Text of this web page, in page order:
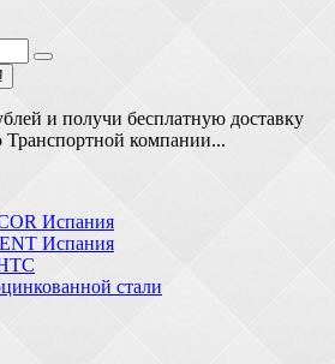
и получи бесплатную доставку
компании...
Испания
Испания
стали